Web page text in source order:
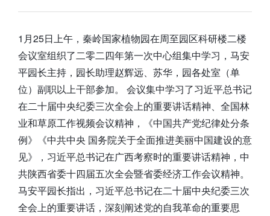
1月25日上午，秦岭国家植物园在周至园区科研楼二楼
会议室组织了二零二四年第一次中心组集中学习，马安
平园长主持，园长助理赵辉远、苏华，园各处室（单
位）副职以上干部参加。 会议集中学习了习近平总书记
在二十届中央纪委三次全会上的重要讲话精神、全国林
业和草原工作视频会议精神，《中国共产党纪律处分条
例》《中共中央 国务院关于全面推进美丽中国建设的意
见》，习近平总书记在广西考察时的重要讲话精神，中
共陕西省委十四届五次全会暨省委经济工作会议精神。
马安平园长指出，习近平总书记在二十届中央纪委三次
全会上的重要讲话，深刻阐述党的自我革命的重要思